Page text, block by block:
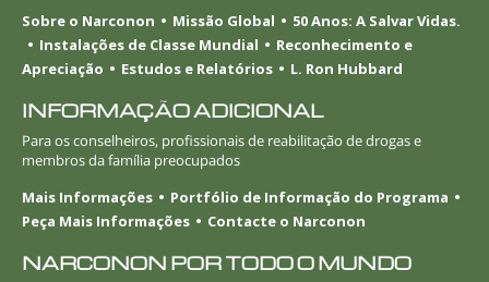
Sobre o Narconon
Missão Global
50 Anos: A Salvar Vidas.
Instalações de Classe Mundial
Reconhecimento e
Apreciação
Estudos e Relatórios L. Ron Hubbard
INFORMAÇÃO ADICIONAL
Para os conselheiros, profissionais de reabilitação de drogas e
membros da família preocupados
Mais Informações
Portfólio de Informação do Programa
Peça Mais Informações
Contacte o Narconon
NARCONON POR TODO O MUNDO